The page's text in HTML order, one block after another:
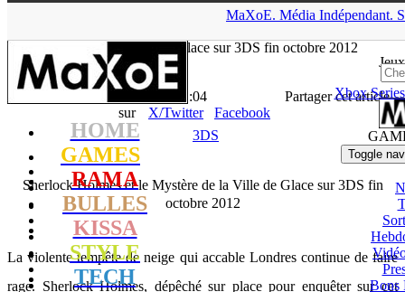
MaXoE. Média Indépendant.
HOME
GAMES
RAMA
BULLES
KISSA
STYLE
TECH
Jeux
Xbox
Toggle
Bons
Mystère de la Ville de Glace sur 3DS fin octobre 2012
- 17.09.12, 11:04
Partager cet article
sur
X/Twitter
Facebook
3DS
Sherlock Holmes et le Mystère de la Ville de Glace sur 3DS fin
octobre 2012
La violente tempête de neige qui accable Londres continue de faire
rage. Sherlock Holmes, dépêché sur place pour enquêter sur cet